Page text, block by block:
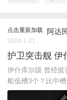
点击重新加载 阿达
2024-1-21
护卫突击舰 伊
伊什库尔级 曾经
船低槽3个？比中